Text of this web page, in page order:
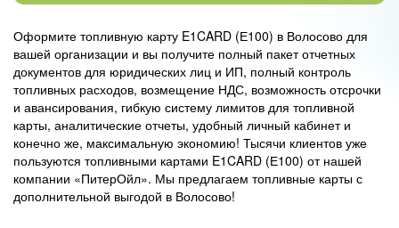
Оформите топливную карту E1CARD (Е100) в Волосово для
вашей организации и вы получите полный пакет отчетных
документов для юридических лиц и ИП, полный контроль
топливных расходов, возмещение НДС, возможность отсрочки
и авансирования, гибкую систему лимитов для топливной
карты, аналитические отчеты, удобный личный кабинет и
конечно же, максимальную экономию! Тысячи клиентов уже
пользуются топливными картами E1CARD (Е100) от нашей
компании «ПитерОйл». Мы предлагаем топливные карты с
дополнительной выгодой в Волосово!